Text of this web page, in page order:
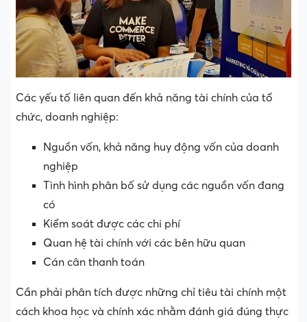
Các yếu tố liên quan đến khả năng tài chính của tổ
chức, doanh nghiệp:
Nguồn vốn, khả năng huy động vốn của doanh
nghiệp
Tình hình phân bố sử dụng các nguồn vốn đang
có
Kiểm soát được các chi phí
Quan hệ tài chính với các bên hữu quan
Cán cân thanh toán
Cần phải phân tích được những chỉ tiêu tài chính một
cách khoa học và chính xác nhằm đánh giá đúng thực